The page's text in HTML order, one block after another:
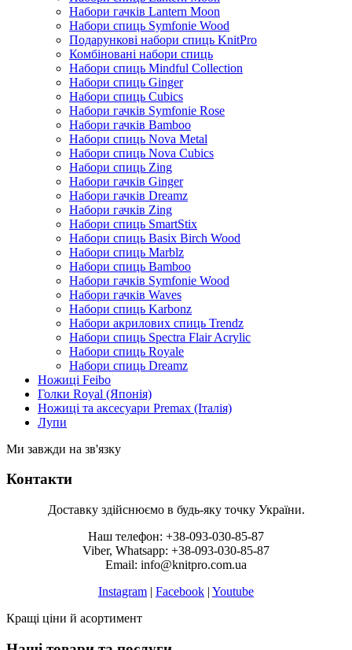
Набори гачків Lantern Moon
Набори спиць Symfonie Wood
Подарункові набори спиць KnitPro
Комбіновані набори спиць
Набори спиць Mindful Collection
Набори спиць Ginger
Набори спиць Cubics
Набори гачків Symfonie Rose
Набори гачків Bamboo
Набори спиць Nova Metal
Набори спиць Nova Cubics
Набори спиць Zing
Набори гачків Ginger
Набори гачків Dreamz
Набори гачків Zing
Набори спиць SmartStix
Набори спиць Basix Birch Wood
Набори спиць Marblz
Набори спиць Bamboo
Набори гачків Symfonie Wood
Набори гачків Waves
Набори спиць Karbonz
Набори акрилових спиць Trendz
Набори спиць Spectra Flair Acrylic
Набори спиць Royale
Набори спиць Dreamz
Ножиці Feibo
Голки Royal (Японія)
Ножиці та аксесуари Premax (Італія)
Лупи
Ми завжди на зв'язку
Контакти
Доставку здійснюємо в будь-яку точку України.
Наш телефон: +38-093-030-85-87
Viber, Whatsapp: +38-093-030-85-87
Email: info@knitpro.com.ua
Instagram | Facebook | Youtube
Кращі ціни й асортимент